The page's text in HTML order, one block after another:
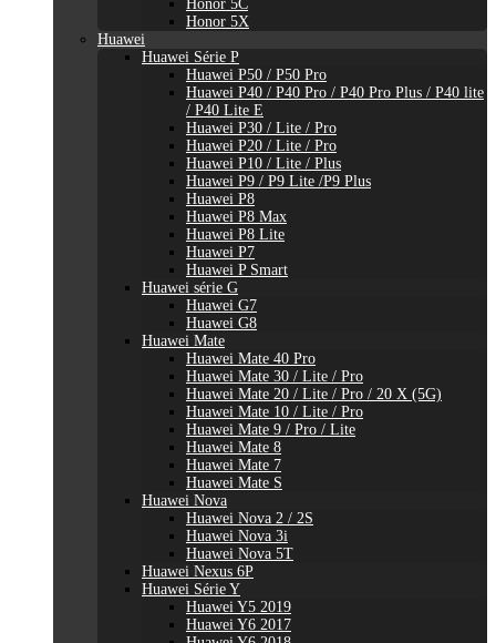
Honor 5C
Honor 5X
Huawei
Huawei Série P
Huawei P50 / P50 Pro
Huawei P40 / P40 Pro / P40 Pro Plus / P40 lite
/ P40 Lite E
Huawei P30 / Lite / Pro
Huawei P20 / Lite / Pro
Huawei P10 / Lite / Plus
Huawei P9 / P9 Lite /P9 Plus
Huawei P8
Huawei P8 Max
Huawei P8 Lite
Huawei P7
Huawei P Smart
Huawei série G
Huawei G7
Huawei G8
Huawei Mate
Huawei Mate 40 Pro
Huawei Mate 30 / Lite / Pro
Huawei Mate 20 / Lite / Pro / 20 X (5G)
Huawei Mate 10 / Lite / Pro
Huawei Mate 9 / Pro / Lite
Huawei Mate 8
Huawei Mate 7
Huawei Mate S
Huawei Nova
Huawei Nova 2 / 2S
Huawei Nova 3i
Huawei Nova 5T
Huawei Nexus 6P
Huawei Série Y
Huawei Y5 2019
Huawei Y6 2017